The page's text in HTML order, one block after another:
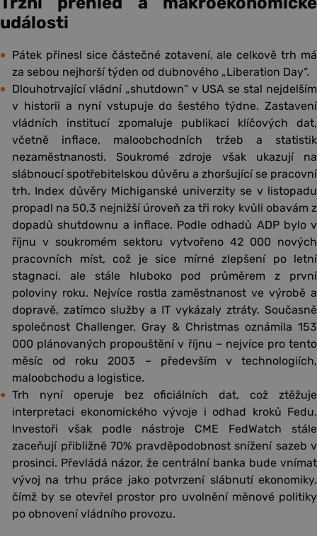
události
Pátek přinesl sice částečné zotavení, ale celkově trh má
za sebou nejhorší týden od dubnového „Liberation Day“.
Dlouhotrvající vládní „shutdown“ v USA se stal nejdelším
v historii a nyní vstupuje do šestého týdne. Zastavení
vládních institucí zpomaluje publikaci klíčových dat,
včetně inflace, maloobchodních tržeb a statistik
nezaměstnanosti. Soukromé zdroje však ukazují na
slábnoucí spotřebitelskou důvěru a zhoršující se pracovní
trh. Index důvěry Michiganské univerzity se v listopadu
propadl na 50,3 nejnižší úroveň za tři roky kvůli obavám z
dopadů shutdownu a inflace. Podle odhadů ADP bylo v
říjnu v soukromém sektoru vytvořeno 42 000 nových
pracovních míst, což je sice mírné zlepšení po letní
stagnaci, ale stále hluboko pod průměrem z první
poloviny roku. Nejvíce rostla zaměstnanost ve výrobě a
dopravě, zatímco služby a IT vykázaly ztráty. Současně
společnost Challenger, Gray & Christmas oznámila 153
000 plánovaných propouštění v říjnu – nejvíce pro tento
měsíc od roku 2003 – především v technologiích,
maloobchodu a logistice.
Trh nyní operuje bez oficiálních dat, což ztěžuje
interpretaci ekonomického vývoje i odhad kroků Fedu.
Investoři však podle nástroje CME FedWatch stále
zaceňují přibližně 70% pravděpodobnost snížení sazeb v
prosinci. Převládá názor, že centrální banka bude vnímat
vývoj na trhu práce jako potvrzení slábnutí ekonomiky,
čímž by se otevřel prostor pro uvolnění měnové politiky
po obnovení vládního provozu.